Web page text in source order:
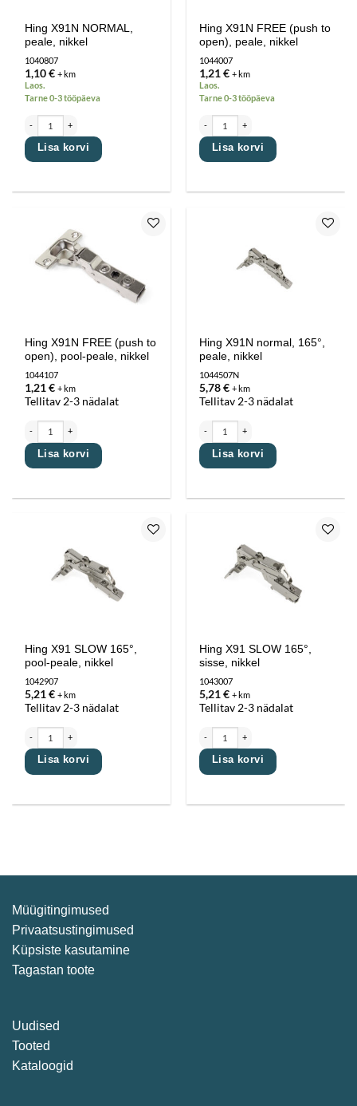
Hing X91N NORMAL,
peale, nikkel
1040807
1,10€ + km
Laos.
Tarne 0-3 tööpäeva
Lisa korvi
Hing X91N FREE (push to
open), peale, nikkel
1044007
1,21€ + km
Laos.
Tarne 0-3 tööpäeva
Lisa korvi
Hing X91N FREE (push to
open), pool-peale, nikkel
1044107
1,21€ + km
Tellitav 2-3 nädalat
Lisa korvi
Hing X91N normal, 165°,
peale, nikkel
1044507N
5,78€ + km
Tellitav 2-3 nädalat
Lisa korvi
lemmikutesse
Hing X91 SLOW 165°,
pool-peale, nikkel
1042907
5,21€ + km
Tellitav 2-3 nädalat
Lisa korvi
lemmikutesse
Hing X91 SLOW 165°,
sisse, nikkel
1043007
5,21€ + km
Tellitav 2-3 nädalat
Lisa korvi
Müügitingimused
Privaatsustingimused
Küpsiste kasutamine
Tagastan toote
Uudised
Tooted
Kataloogid